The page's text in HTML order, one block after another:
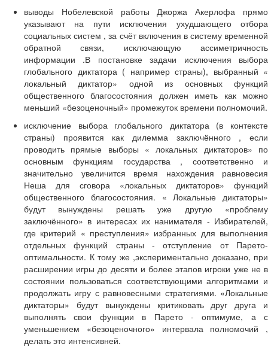
выводы Нобелевской работы Джоржа Акерлофа прямо
указывают на пути исключения ухудшающего отбора
социальных систем , за счёт включения в систему временной
обратной связи, исключающую ассиметричность
информации .В постановке задачи исключения выбора
глобального диктатора ( например страны), выбранный «
локальный диктатор» одной из основных функций
общественного благосостояния должен иметь как можно
меньший «безоценочный» промежуток времени полномочий.
исключение выбора глобального диктатора (в контексте
страны) проявится как дилемма заключённого , если
проводить прямые выборы « локальных диктаторов» по
основным функциям государства , соответственно и
значительно увеличится время нахождения равновесия
Неша для сговора «локальных диктаторов» функций
общественного благосостояния. « Локальные диктаторы»
будут вынуждены решать уже другую «проблему
заключённого» в интересах их нанимателя - Избирателей,
где критерий « преступления» избранных для выполнения
отдельных функций страны - отступление от Парето-
оптимальности. К тому же ,экспериментально доказано, при
расширении игры до десяти и более этапов игроки уже не в
состоянии пользоваться соответствующими алгоритмами и
продолжать игру с равновесными стратегиями. «Локальные
диктаторы» будут вынуждены критиковать друг друга и
выполнять свои функции в Парето - оптимуме, а с
уменьшением «безоценочного» интервала полномочий ,
делать это интенсивней.